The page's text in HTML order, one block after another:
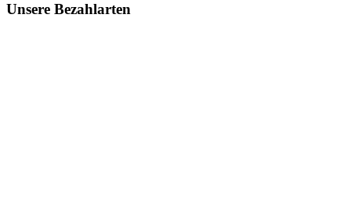
Unsere Bezahlarten